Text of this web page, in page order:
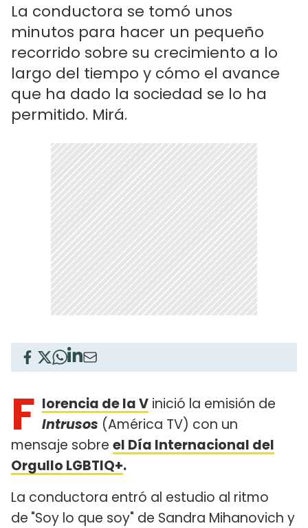
La conductora se tomó unos
minutos para hacer un pequeño
recorrido sobre su crecimiento a lo
largo del tiempo y cómo el avance
que ha dado la sociedad se lo ha
permitido. Mirá.
F lorencia de la V inició la emisión de
Intrusos (América TV) con un
mensaje sobre el Día Internacional del
Orgullo LGBTIQ+.
La conductora entró al estudio al ritmo
de "Soy lo que soy" de Sandra Mihanovich y